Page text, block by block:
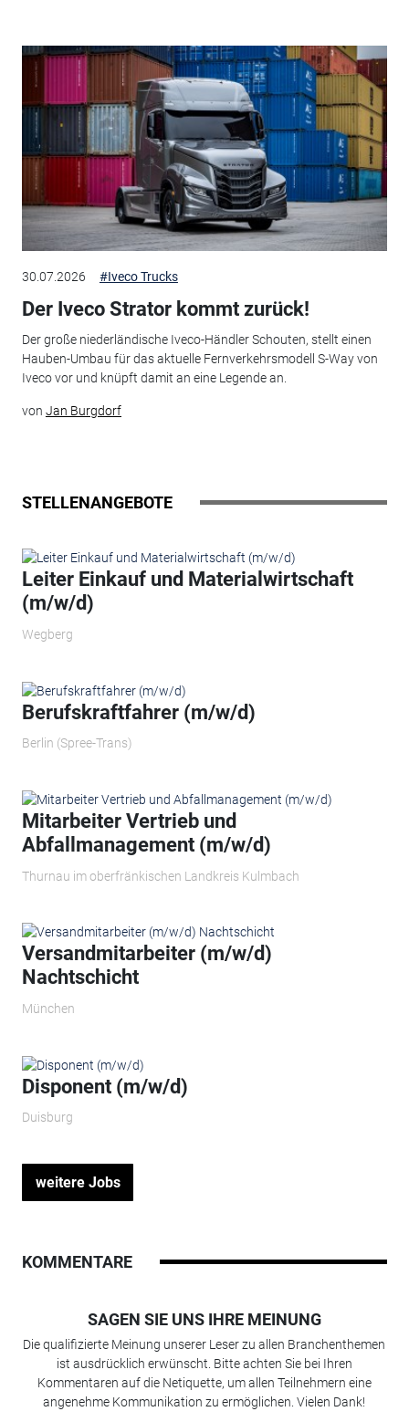
30.07.2026 #Iveco Trucks
Der Iveco Strator kommt zurück!
Der große niederländische Iveco-Händler Schouten, stellt einen
Hauben-Umbau für das aktuelle Fernverkehrsmodell S-Way von
Iveco vor und knüpft damit an eine Legende an.
von Jan Burgdorf
STELLENANGEBOTE
Leiter Einkauf und Materialwirtschaft
(m/w/d)
Wegberg
Berufskraftfahrer (m/w/d)
Berlin (Spree-Trans)
Mitarbeiter Vertrieb und
Abfallmanagement (m/w/d)
Thurnau im oberfränkischen Landkreis Kulmbach
Versandmitarbeiter (m/w/d)
Nachtschicht
München
Disponent (m/w/d)
Duisburg
weitere Jobs
KOMMENTARE
SAGEN SIE UNS IHRE MEINUNG
Die qualifizierte Meinung unserer Leser zu allen Branchenthemen
ist ausdrücklich erwünscht. Bitte achten Sie bei Ihren
Kommentaren auf die Netiquette, um allen Teilnehmern eine
angenehme Kommunikation zu ermöglichen. Vielen Dank!